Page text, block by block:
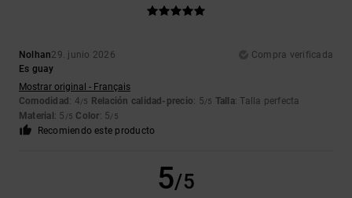
Nolhan29. junio 2026
Compra verificada
Es guay
Mostrar original - Français
Comodidad : 4/5 Relación calidad-precio: 5/5 Talla: Talla perfecta
Material : 5 /5 Color: 5/5
Recomiendo este producto
5/5